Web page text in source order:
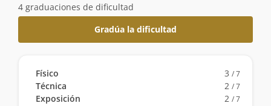
4 graduaciones de dificultad
Gradúa la dificultad
Físico 3 / 7
Técnica 2 / 7
Exposición 2 / 7